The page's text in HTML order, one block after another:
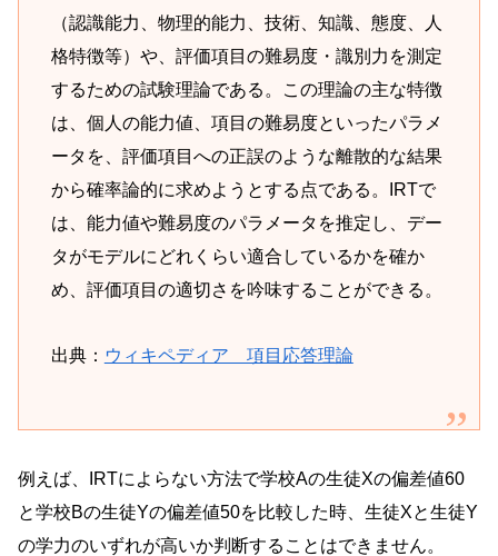
（認識能力、物理的能力、技術、知識、態度、人
格特徴等）や、評価項目の難易度・識別力を測定
するための試験理論である。この理論の主な特徴
は、個人の能力値、項目の難易度といったパラメ
ータを、評価項目への正誤のような離散的な結果
から確率論的に求めようとする点である。IRTで
は、能力値や難易度のパラメータを推定し、デー
タがモデルにどれくらい適合しているかを確か
め、評価項目の適切さを吟味することができる。
出典： ウィキペディア 項目応答理論
例えば、IRTによらない方法で学校Aの生徒Xの偏差値60
と学校Bの生徒Yの偏差値50を比較した時、生徒Xと生徒Y
の学力のいずれが高いか判断することはできません。